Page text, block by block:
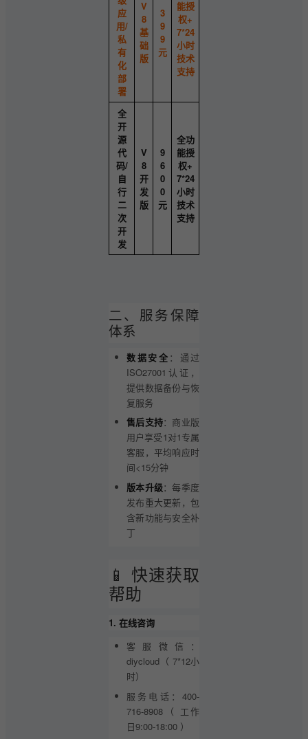
应
用/
私
有
化
部
署
V
8
基
础
版
3
9
9
元
能授
权+
7*24
小时
技术
支持
全
开
源
代
码/
自
行
二
次
开
发
V
8
开
发
版
9
6
0
0
元
全功
能授
权+
7*24
小时
技术
支持
二、服务保障
体系
数据安全 ：通过
ISO27001认证，
提供数据备份与恢
复服务
售后支持：商业版
用户享受1对1专属
客服，平均响应时
间<15分钟
版本升级：每季度
发布重大更新，包
含新功能与安全补
丁
📱 快速获取
帮助
1. 在线咨询
客服微信：
diycloud（ 7*12小
时）
服务电话：400-
716-8908（ 工作
日9:00-18:00 ）